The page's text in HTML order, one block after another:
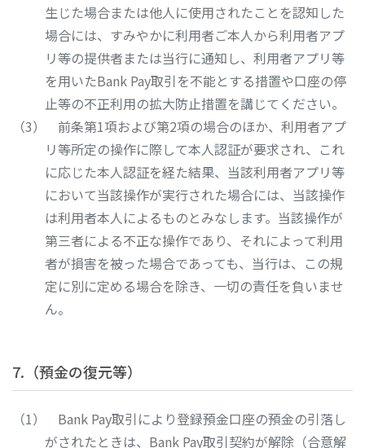
生じた場合または他人に使用されたことを認知した
場合には、すみやかに利用者ご本人から利用者アプ
リ等の提供者または当行に通知し、利用者アプリ等
を用いたBank Pay取引を不能とする措置や口座の停
止等の不正利用の拡大防止措置を講じてください。
前条第1項および第2項の場合のほか、利用者アプ
リ等所定の操作に際して本人認証が要求され、これ
に応じた本人認証を経た結果、当該利用者アプリ等
において当該操作が実行された場合には、当該操作
は利用者本人によるものとみなします。当該操作が
第三者による不正な操作であり、それによって利用
者が損害を被った場合であっても、当行は、この規
定に別に定める場合を除き、一切の責任を負いませ
ん。
7.（預金の復元等）
Bank Pay取引により登録預金口座の預金の引落し
がされたときは、Bank Pay取引契約が解除（合意解